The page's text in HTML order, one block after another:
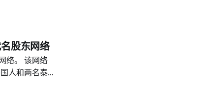
告诉 The
Wave 摩
在住宅内盗
股东网络
络。 该网络
人和两名泰
能够控制其